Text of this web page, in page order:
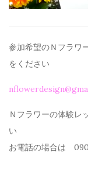
参加希望のＮフラワ
を ください
Ｎフラワーの体験レ
い
お電話の場合は